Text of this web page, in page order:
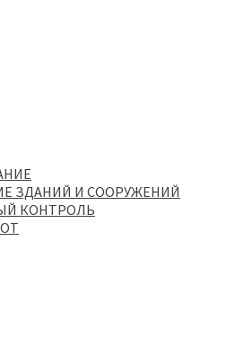
ЗДАНИЙ И СООРУЖЕНИЙ
КОНТРОЛЬ